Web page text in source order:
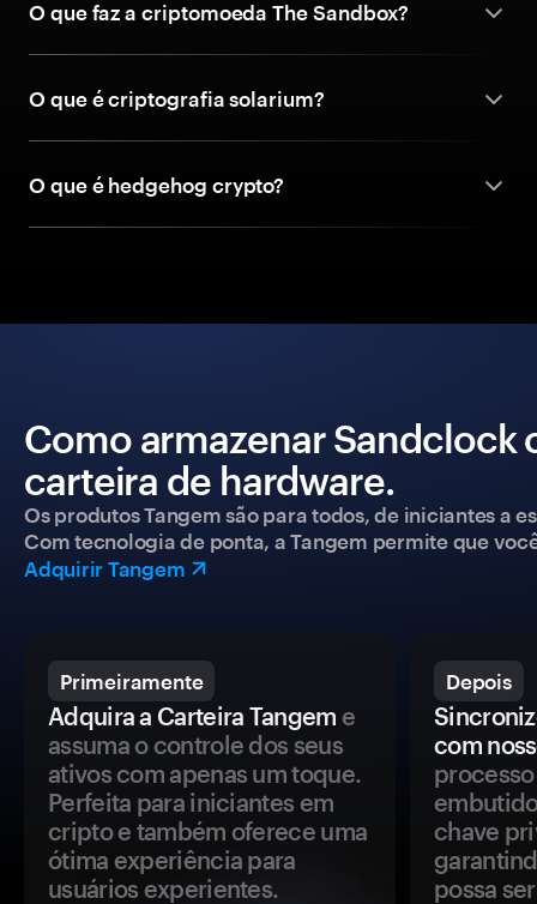
O que faz a criptomoeda The Sandbox?
O que é criptografia solarium?
O que é hedgehog crypto?
Como armazenar Sandclock
carteira de hardware.
Os produtos Tangem são para todos, de iniciantes a
Com tecnologia de ponta, a Tangem permite que
Adquirir Tangem
Primeiramente
Adquira a Carteira Tangem e
assuma o controle dos seus
ativos com apenas um toque.
Perfeita para iniciantes em
cripto e também oferece uma
ótima experiência para
usuários experientes.
Depois
com
chave
possa